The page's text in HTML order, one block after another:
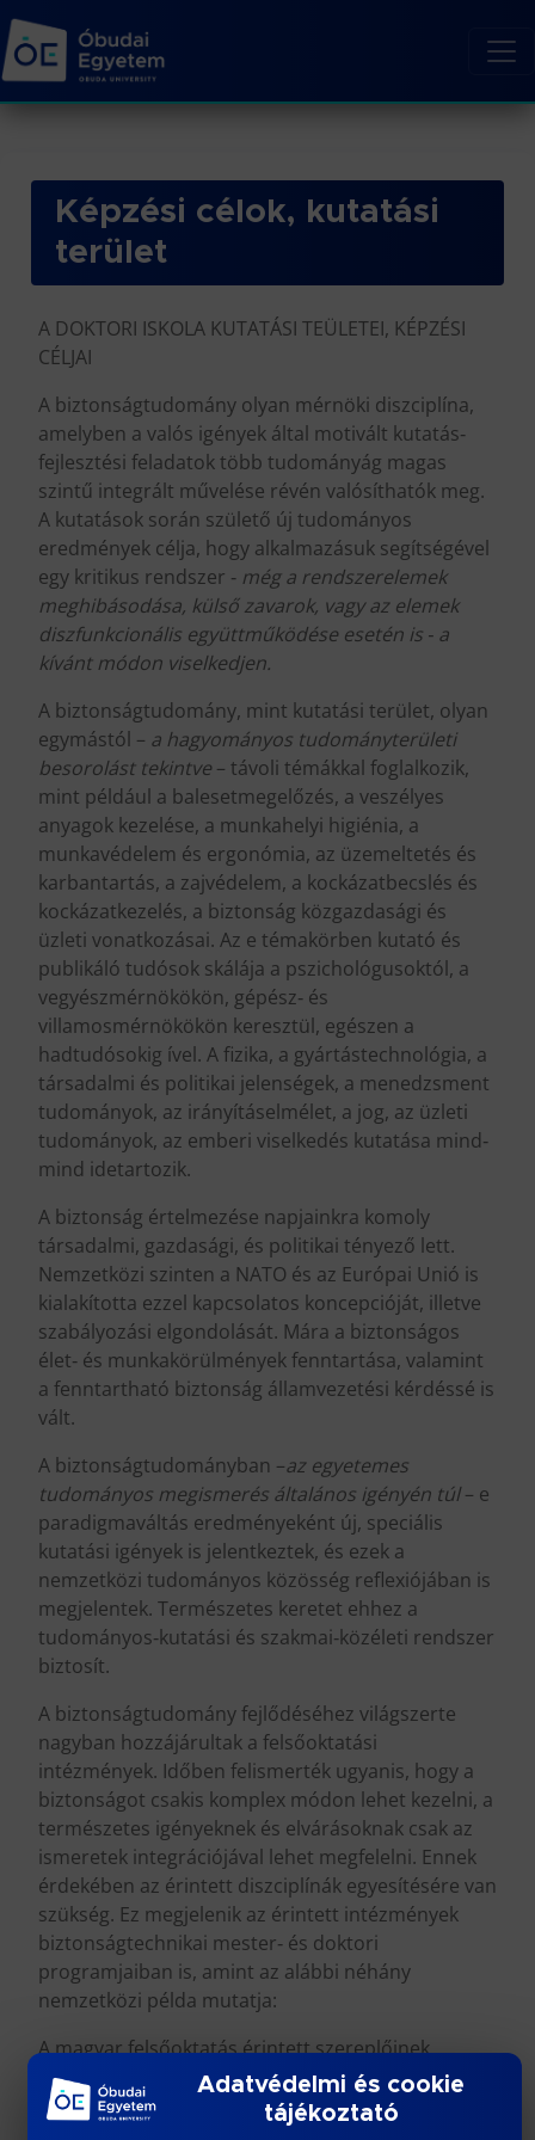
Képzési célok, kutatási
terület
A DOKTORI ISKOLA KUTATÁSI TEÜLETEI, KÉPZÉSI
CÉLJAI
A biztonságtudomány olyan mérnöki diszciplína,
amelyben a valós igények által motivált kutatás‐
fejlesztési feladatok több tudományág magas
szintű integrált művelése révén valósíthatók meg.
A kutatások során születő új tudományos
eredmények célja, hogy alkalmazásuk segítségével
egy kritikus rendszer ‐ még a rendszerelemek
meghibásodása, külső zavarok, vagy az elemek
diszfunkcionális együttműködése esetén is ‐ a
kívánt módon viselkedjen.
A biztonságtudomány, mint kutatási terület, olyan
egymástól – a hagyományos tudományterületi
besorolást tekintve – távoli témákkal foglalkozik,
mint például a balesetmegelőzés, a veszélyes
anyagok kezelése, a munkahelyi higiénia, a
munkavédelem és ergonómia, az üzemeltetés és
karbantartás, a zajvédelem, a kockázatbecslés és
kockázatkezelés, a biztonság közgazdasági és
üzleti vonatkozásai. Az e témakörben kutató és
publikáló tudósok skálája a pszichológusoktól, a
vegyészmérnökökön, gépész‐ és
villamosmérnökökön keresztül, egészen a
hadtudósokig ível. A fizika, a gyártástechnológia, a
társadalmi és politikai jelenségek, a menedzsment
tudományok, az irányításelmélet, a jog, az üzleti
tudományok, az emberi viselkedés kutatása mind‐
mind idetartozik.
A biztonság értelmezése napjainkra komoly
társadalmi, gazdasági, és politikai tényező lett.
Nemzetközi szinten a NATO és az Európai Unió is
kialakította ezzel kapcsolatos koncepcióját, illetve
szabályozási elgondolását. Mára a biztonságos
élet‐ és munkakörülmények fenntartása, valamint
a fenntartható biztonság államvezetési kérdéssé is
vált.
A biztonságtudományban –az egyetemes
tudományos megismerés általános igényén túl– e
paradigmaváltás eredményeként új, speciális
kutatási igények is jelentkeztek, és ezek a
nemzetközi tudományos közösség reflexiójában is
megjelentek. Természetes keretet ehhez a
tudományos‐kutatási és szakmai‐közéleti rendszer
biztosít.
A biztonságtudomány fejlődéséhez világszerte
nagyban hozzájárultak a felsőoktatási
intézmények. Időben felismerték ugyanis, hogy a
biztonságot csakis komplex módon lehet kezelni, a
természetes igényeknek és elvárásoknak csak az
ismeretek integrációjával lehet megfelelni. Ennek
érdekében az érintett diszciplínák egyesítésére van
szükség. Ez megjelenik az érintett intézmények
biztonságtechnikai mester‐ és doktori
programjaiban is, amint az alábbi néhány
nemzetközi példa mutatja:
A magyar felsőoktatás érintett szereplőinek
reflexiója koránt sem volt ilyen gyors:
biztonságtudományi doktori képzés még nem
létezik egyik intézményben sem. Ezért
Adatvédelmi és cookie
tájékoztató